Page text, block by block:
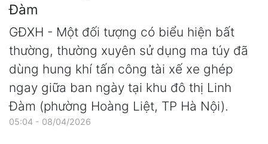
Đàm
GĐXH - Một đối tượng có biểu hiện bất
thường, thường xuyên sử dụng ma túy đã
dùng hung khí tấn công tài xế xe ghép
ngay giữa ban ngày tại khu đô thị Linh
Đàm (phường Hoàng Liệt, TP Hà Nội).
05:04 - 08/04/2026